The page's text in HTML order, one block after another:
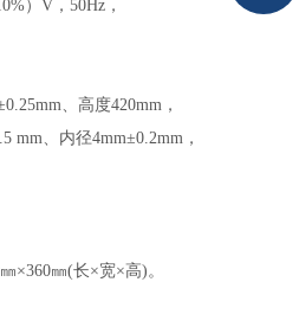
）V，50Hz，
、高度420mm，
、内径4mm±0.2mm，
×360㎜(长×宽×高)。